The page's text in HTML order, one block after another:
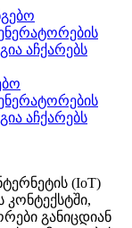
აჩქარებს
(IoT)
განიცდიან